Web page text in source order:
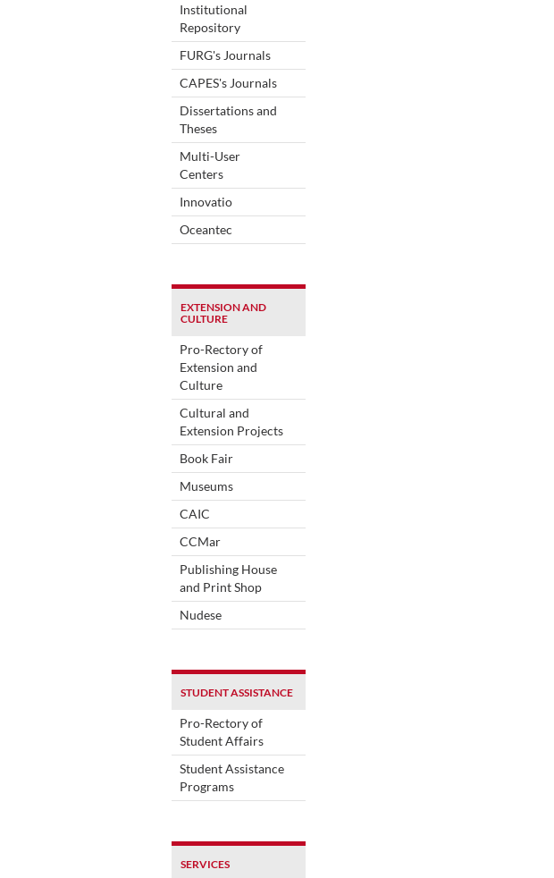
Institutional
Repository
FURG's Journals
CAPES's Journals
Dissertations and
Theses
Multi-User
Centers
Innovatio
Oceantec
EXTENSION AND
CULTURE
Pro-Rectory of
Extension and
Culture
Cultural and
Extension Projects
Book Fair
Museums
CAIC
CCMar
Publishing House
and Print Shop
Nudese
STUDENT ASSISTANCE
Pro-Rectory of
Student Affairs
Student Assistance
Programs
SERVICES